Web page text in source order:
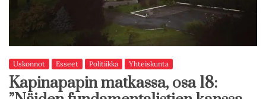
Uskonnot Esseet Politiikka Yhteiskunta
Kapinapapin matkassa, osa 18: